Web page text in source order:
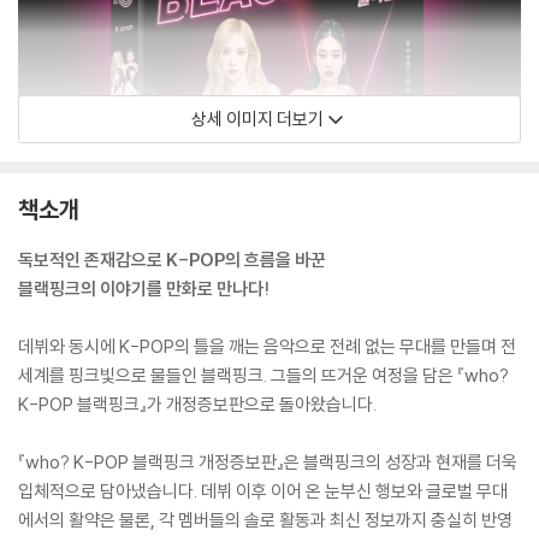
상세 이미지 더보기
책소개
독보적인 존재감으로 K-POP의 흐름을 바꾼
블랙핑크의 이야기를 만화로 만나다!
데뷔와 동시에 K-POP의 틀을 깨는 음악으로 전례 없는 무대를 만들며 전
세계를 핑크빛으로 물들인 블랙핑크. 그들의 뜨거운 여정을 담은 『who?
K-POP 블랙핑크』가 개정증보판으로 돌아왔습니다.
『who? K-POP 블랙핑크 개정증보판』은 블랙핑크의 성장과 현재를 더욱
입체적으로 담아냈습니다. 데뷔 이후 이어 온 눈부신 행보와 글로벌 무대
에서의 활약은 물론, 각 멤버들의 솔로 활동과 최신 정보까지 충실히 반영